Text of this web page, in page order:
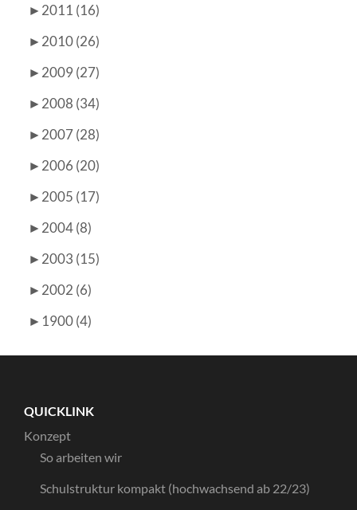
► 2011 (16)
► 2010 (26)
► 2009 (27)
► 2008 (34)
► 2007 (28)
► 2006 (20)
► 2005 (17)
► 2004 (8)
► 2003 (15)
► 2002 (6)
► 1900 (4)
QUICKLINK
Konzept
So arbeiten wir
Schulstruktur kompakt (hochwachsend ab 22/23)